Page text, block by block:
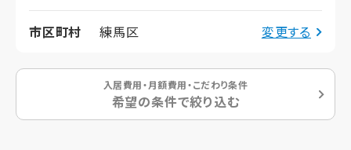
市区町村 練馬区 変更する
入居費用・月額費用・こだわり条件
希望の条件で絞り込む